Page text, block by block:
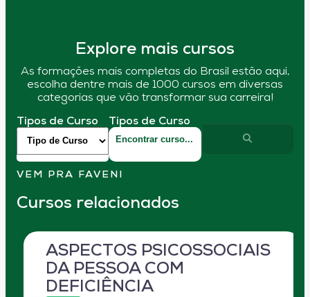
Explore mais cursos
As formações mais completas do Brasil estão aqui,
escolha dentre mais de 1000 cursos em diversas
categorias que vão transformar sua carreira!
Tipos de Curso Tipos de Curso
VEM PRA FAVENI
Cursos relacionados
ASPECTOS PSICOSSOCIAIS
DA PESSOA COM
DEFICIÊNCIA